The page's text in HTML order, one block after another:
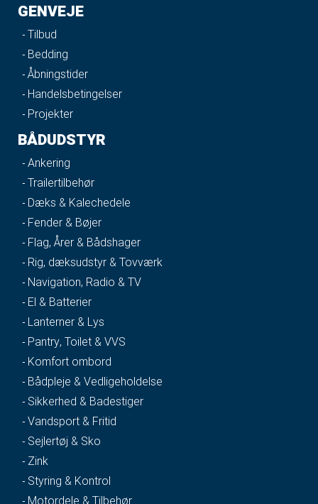
GENVEJE
Tilbud
Bedding
Åbningstider
Handelsbetingelser
Projekter
BÅDUDSTYR
Ankering
Trailertilbehør
Dæks & Kalechedele
Fender & Bøjer
Flag, Årer & Bådshager
Rig, dæksudstyr & Tovværk
Navigation, Radio & TV
El & Batterier
Lanterner & Lys
Pantry, Toilet & VVS
Komfort ombord
Bådpleje & Vedligeholdelse
Sikkerhed & Badestiger
Vandsport & Fritid
Sejlertøj & Sko
Zink
Styring & Kontrol